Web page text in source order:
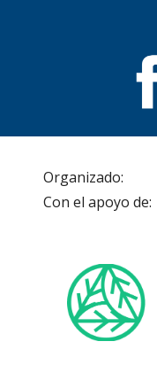
Organizado:
Con el apoyo de: